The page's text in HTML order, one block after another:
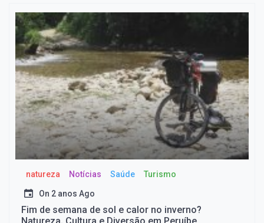
natureza Notícias Saúde Turismo
On 2 anos Ago
Fim de semana de sol e calor no inverno?